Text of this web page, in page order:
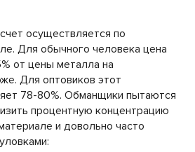
осуществляется по
Для обычного человека цена
от цены металла на
Для оптовиков этот
78-80%. Обманщики пытаются
процентную концентрацию
и довольно часто